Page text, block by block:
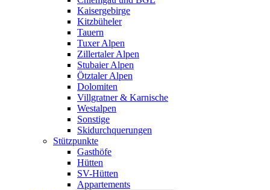
Kaisergebirge
Kitzbüheler
Tauern
Tuxer Alpen
Zillertaler Alpen
Stubaier Alpen
Ötztaler Alpen
Dolomiten
Villgratner & Karnische
Westalpen
Sonstige
Skidurchquerungen
Stützpunkte
Gasthöfe
Hütten
SV-Hütten
Appartements